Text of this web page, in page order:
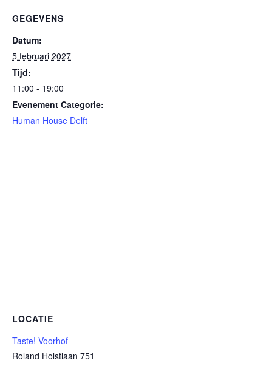
GEGEVENS
Datum:
5 februari 2027
Tijd:
11:00 - 19:00
Evenement Categorie:
Human House Delft
LOCATIE
Taste! Voorhof
Roland Holstlaan 751